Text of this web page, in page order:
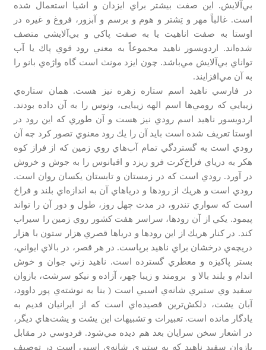
بي‌آلايش. اين صفت بیشتر براي ايزدان و اشيا استعمال شده
است. غالباً مهر و تِشتر و هوم و برسم و آبزور، فروغ و غيره در
اوستا به صفت اناهيت يا به صفت پاكي و بي‌آلايشي متصف
شده‌اند. اردويسور ناهيد مجموعاً به معني رود قوي پاك يا آب
تواناي بي‌آلايش مي‌باشد. چون ايزد مونث است گاه واژه‌ي بانو را
به آن مي‌افزايند.
در فارسي ناهيد اسم ستاره زهره نيز هست. همان ستاره‌ي
زيبايي كه رومي‌ها اسم الهه زیبایی، ونوس را به آن داده بودند.
اردويسور ناهيد اسم رودي نيز هست و آن طوري كه اين رود در
اوستا تعريف شده است بايد آن را يك رود معنوي تصور كرد چه آن
رودي است به گستردگي تمام آب‌هاي روي زمين كه از فراز كوه
هكر به درياي فراخ‌كرت فرو ريزد و اقيانوس را به جوش و خروش
در آورد. رودي است كه در زمستان و تابستان يكسان روان است.
رودي است و هريك از رودها و درياهاي آن به اندازه‌اي بلند و فراخ
است كه سواري تندرو، در مدت چهل روز، طول و دور آن را تواند
پيمود. يكي از آن رودها، سراسر هفت كشور روي زمين را سيراب
كند. در كنار هريك از اين رودها و درياها قصري هزار ستون با هزار
دريچه‌ي درخشان براي ناهيد برپاست. در هر قصر، در بالاي ايواني،
بستر پاكيزه و معطري گسترده است. ناهيد زني جوان و خوش
اندام و بلند بالا و برومند و زيبا چهر، آزاده و نيكو سرشت، بازوان
سفيد وي ستبري شانه‌ي اسبي است ( بنا به نوشته‌ي پور داوود،
آبان يشت، دلكش‌ترين قصيده‌اي است كه از ايرانيان قديم به
يادگار مانده است. تعبيرات و تشبيهات اين يشت و يشت‌هاي ديگر،
در اشعار سخن سرايان بعد هم ديده مي‌شود. فردوسي در مقابل
بازوان سفيد ناهيد كه به ستبري شانه‌ي اسبي است در توصيف